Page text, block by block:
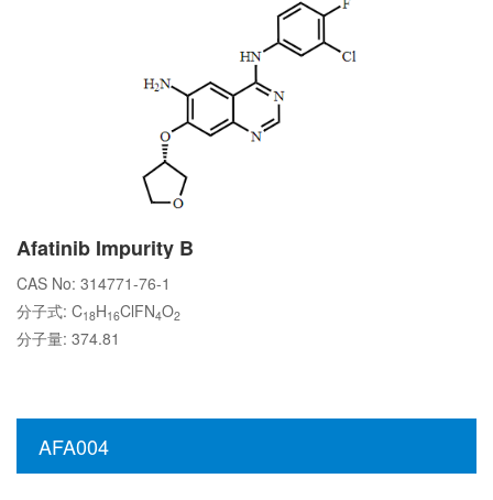
Afatinib Impurity B
CAS No: 314771-76-1
分子式: C18H16ClFN4O2
分子量: 374.81
AFA004